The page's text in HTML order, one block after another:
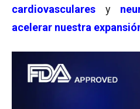
cardiovasculares y
acelerar nuestra